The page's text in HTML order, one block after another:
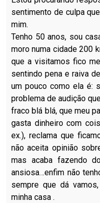
sentimento de culpa
mim.
Tenho 50 anos, sou
moro numa cidade 200
que a visitamos fico
sentindo pena e raiva
um pouco como ela é:
problema de audição
fraco blá blá, que meu
gasta dinheiro com
ex.), reclama que
não aceita opinião
mas acaba fazendo
ansiosa…enfim não
sempre que dá
minha casa .